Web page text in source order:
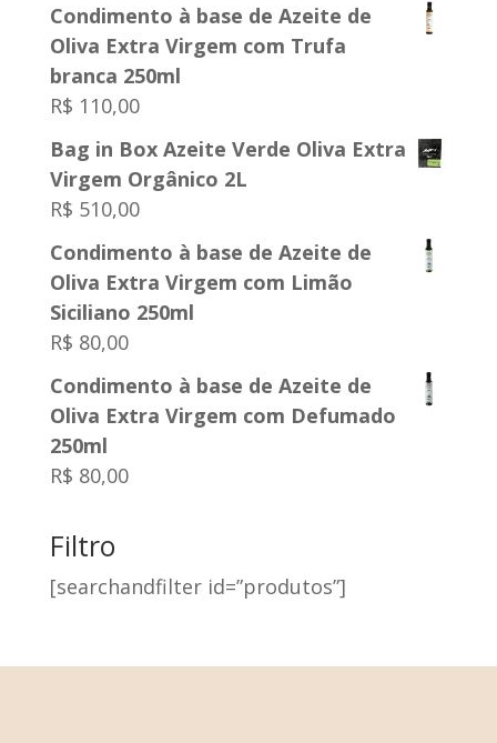
Condimento à base de Azeite de
Oliva Extra Virgem com Trufa
branca 250ml
R$ 110,00
Bag in Box Azeite Verde Oliva Extra
Virgem Orgânico 2L
R$ 510,00
Condimento à base de Azeite de
Oliva Extra Virgem com Limão
Siciliano 250ml
R$ 80,00
Condimento à base de Azeite de
Oliva Extra Virgem com Defumado
250ml
R$ 80,00
Filtro
[searchandfilter id=”produtos”]